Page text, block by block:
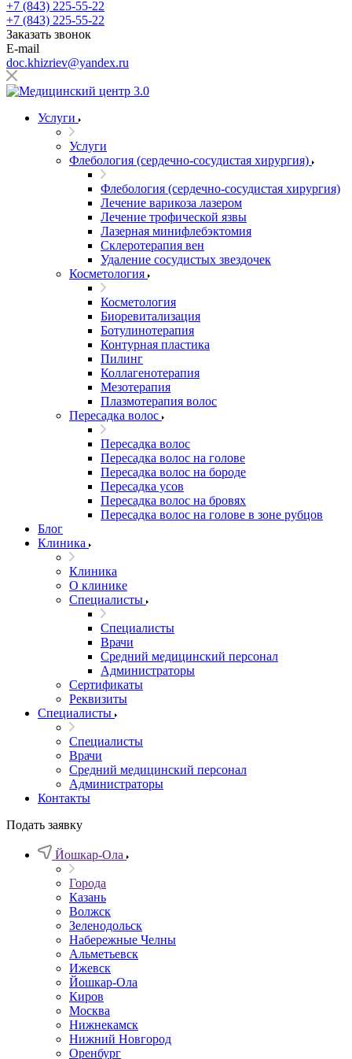
+7 (843) 225-55-22
+7 (843) 225-55-22
Заказать звонок
E-mail
doc.khizriev@yandex.ru
Услуги
Услуги
Флебология (сердечно-сосудистая хирургия)
Флебология (сердечно-сосудистая хирургия)
Лечение варикоза лазером
Лечение трофической язвы
Лазерная минифлебэктомия
Cклеротерапия вен
Удаление сосудистых звездочек
Косметология
Косметология
Биоревитализация
Ботулинотерапия
Контурная пластика
Пилинг
Коллагенотерапия
Мезотерапия
Плазмотерапия волос
Пересадка волос
Пересадка волос
Пересадка волос на голове
Пересадка волос на бороде
Пересадка усов
Пересадка волос на бровях
Пересадка волос на голове в зоне рубцов
Блог
Клиника
Клиника
О клинике
Специалисты
Специалисты
Врачи
Средний медицинский персонал
Администраторы
Сертификаты
Реквизиты
Специалисты
Специалисты
Врачи
Средний медицинский персонал
Администраторы
Контакты
Подать заявку
Йошкар-Ола
Города
Казань
Волжск
Зеленодольск
Набережные Челны
Альметьевск
Ижевск
Йошкар-Ола
Киров
Москва
Нижнекамск
Нижний Новгород
Оренбург